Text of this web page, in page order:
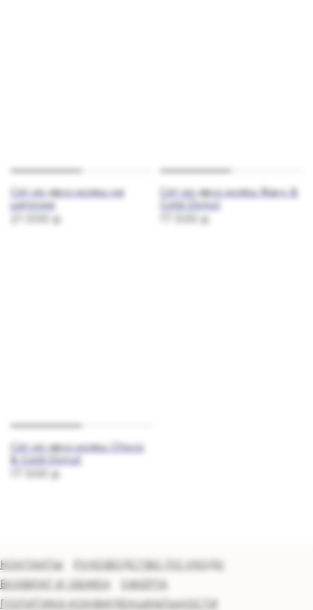
Сет из двух колец на
цепочке
р.
Сет из двух колец Navy &
Gold Donut
р.
Сет из двух колец Choco
& Gold Donut
р.
КОНТАКТЫ
РУКОВОДСТВО ПО УХОДУ
ВОЗВРАТ И ОБМЕН
ОФЕРТА
ПОЛИТИКА КОНФИДЕНЦИАЛЬНОСТИ